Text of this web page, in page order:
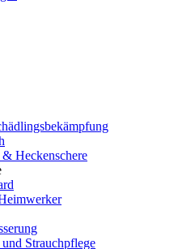
& Heckenschere
Strauchpflege